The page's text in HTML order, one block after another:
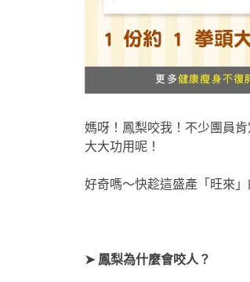
媽呀！鳳梨咬我！不少團員
大大功用呢！
好奇嗎～快趁這盛產「旺來
➤ 鳳梨為什麼會咬人？